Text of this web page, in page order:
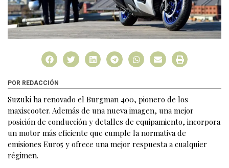
POR REDACCIÓN
Suzuki ha renovado el Burgman 400, pionero de los
maxiscooter. Además de una nueva imagen, una mejor
posición de conducción y detalles de equipamiento, incorpora
un motor más eficiente que cumple la normativa de
emisiones Euro5 y ofrece una mejor respuesta a cualquier
régimen.